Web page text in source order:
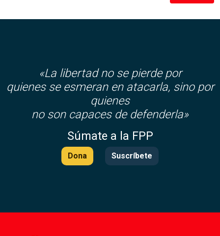
«La libertad no se pierde por
quienes se esmeran en atacarla, sino por
quienes
no son capaces de defenderla»
Súmate a la FPP
Dona Suscríbete